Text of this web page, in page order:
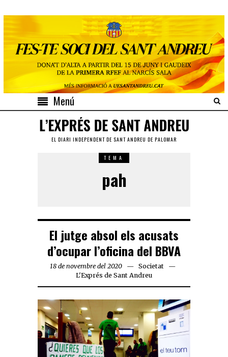
Menú
EL DIARI INDEPENDENT DE SANT ANDREU DE PALOMAR
TEMA
pah
El jutge absol els acusats
d’ocupar l’oficina del BBVA
18 de novembre del 2020
Societat
L'Exprés de Sant Andreu